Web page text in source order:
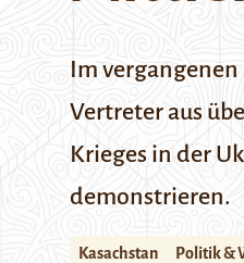
Im
Vertreter aus
Krieges in der
demonstrieren.
Kasachstan Politik &